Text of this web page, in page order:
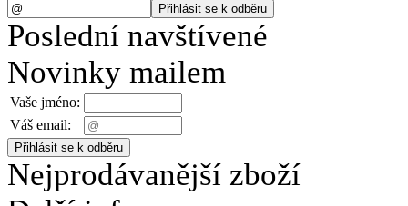
Poslední navštívené
Novinky mailem
Vaše jméno:
Váš email:
Nejprodávanější zboží